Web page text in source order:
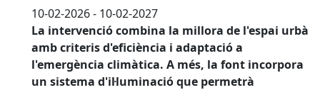
10-02-2026 - 10-02-2027
La intervenció combina la millora de l'espai urbà
amb criteris d'eficiència i adaptació a
l'emergència climàtica. A més, la font incorpora
un sistema d'il·luminació que permetrà